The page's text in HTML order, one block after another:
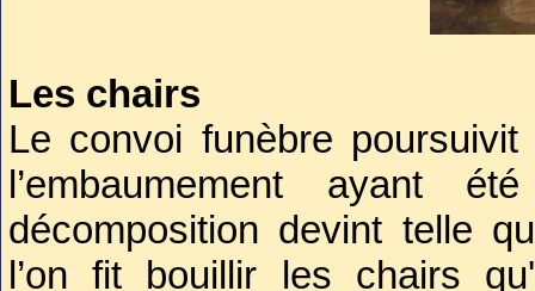
Les chairs
Le convoi funèbre
l’embaumement ayant
décomposition devint telle
l’on fit bouillir les chairs